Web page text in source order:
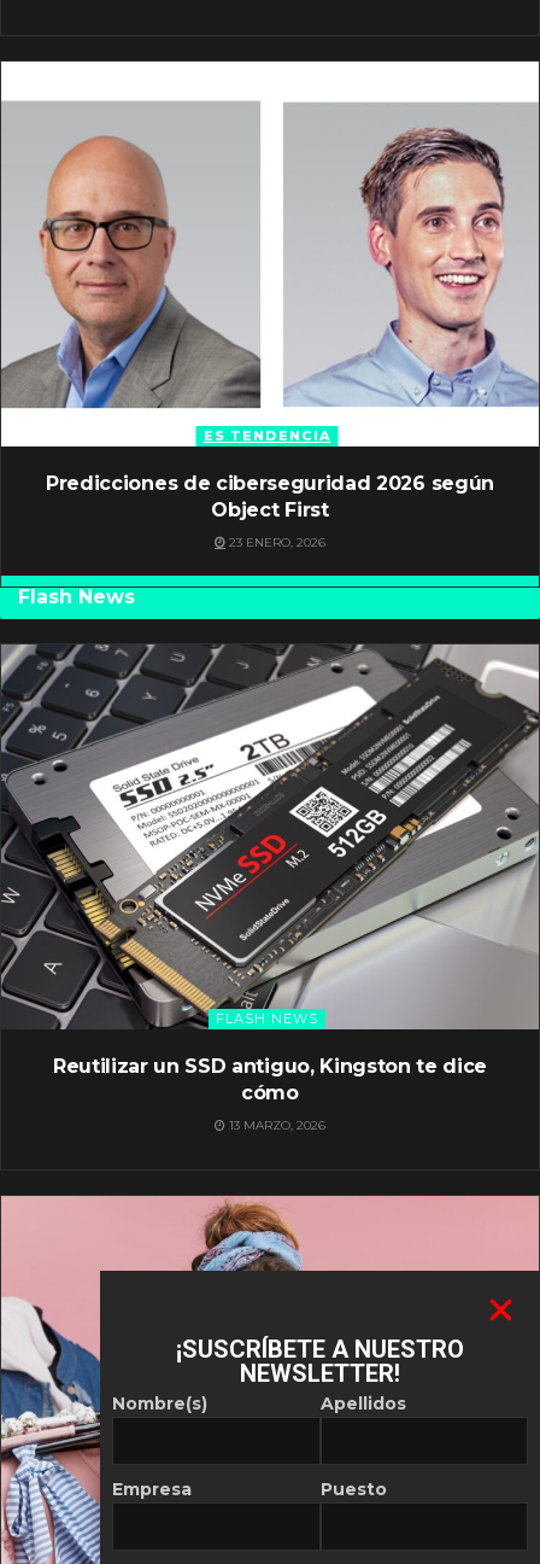
ES TENDENCIA
Predicciones de ciberseguridad 2026 según
Object First
23 ENERO, 2026
Flash News
FLASH NEWS
Reutilizar un SSD antiguo, Kingston te dice
cómo
13 MARZO, 2026
¡SUSCRÍBETE A NUESTRO
NEWSLETTER!
Nombre(s)
Empresa
Apellidos
Puesto